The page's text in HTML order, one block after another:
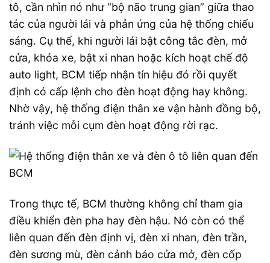
tô, cần nhìn nó như “bộ não trung gian” giữa thao
tác của người lái và phản ứng của hệ thống chiếu
sáng. Cụ thể, khi người lái bật công tắc đèn, mở
cửa, khóa xe, bật xi nhan hoặc kích hoạt chế độ
auto light, BCM tiếp nhận tín hiệu đó rồi quyết
định có cấp lệnh cho đèn hoạt động hay không.
Nhờ vậy, hệ thống điện thân xe vận hành đồng bộ,
tránh việc mỗi cụm đèn hoạt động rời rạc.
Trong thực tế, BCM thường không chỉ tham gia
điều khiển đèn pha hay đèn hậu. Nó còn có thể
liên quan đến đèn định vị, đèn xi nhan, đèn trần,
đèn sương mù, đèn cảnh báo cửa mở, đèn cốp